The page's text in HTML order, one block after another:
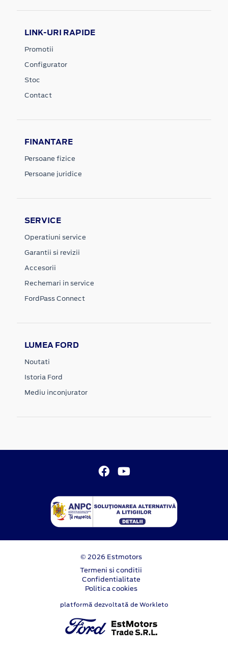
LINK-URI RAPIDE
Promotii
Configurator
Stoc
Contact
FINANTARE
Persoane fizice
Persoane juridice
SERVICE
Operatiuni service
Garantii si revizii
Accesorii
Rechemari in service
FordPass Connect
LUMEA FORD
Noutati
Istoria Ford
Mediu inconjurator
© 2026 Estmotors
Termeni si conditii
Confidentialitate
Politica cookies
platformă dezvoltată de Workleto